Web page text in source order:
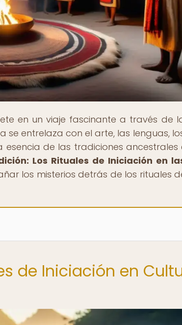
en un viaje fascinante a través de
se entrelaza con el arte, las lenguas,
de las tradiciones ancestrales
Los Rituales de Iniciación en
los misterios detrás de los rituales
de Iniciación en